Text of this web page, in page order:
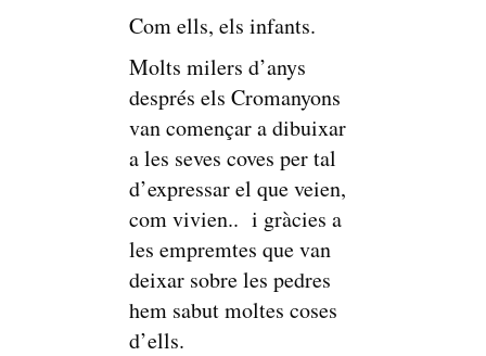
Com ells, els infants.
Molts milers d’anys
després els Cromanyons
van començar a dibuixar
a les seves coves per tal
d’expressar el que veien,
com vivien.. i gràcies a
les empremtes que van
deixar sobre les pedres
hem sabut moltes coses
d’ells.